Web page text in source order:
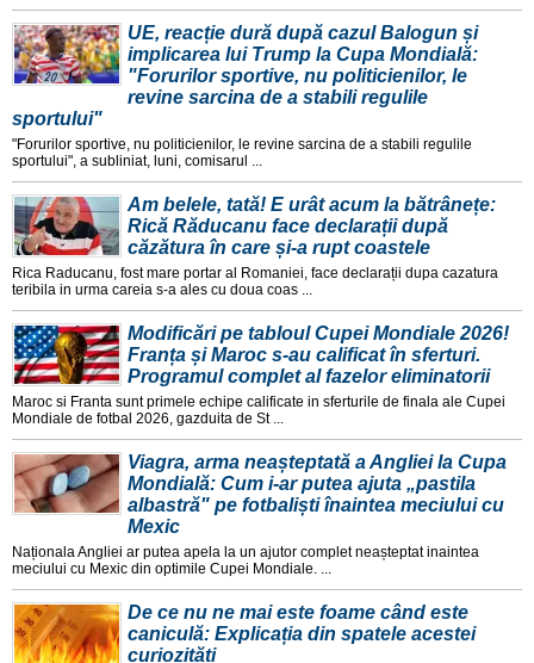
UE, reacție dură după cazul Balogun și
implicarea lui Trump la Cupa Mondială:
"Forurilor sportive, nu politicienilor, le
revine sarcina de a stabili regulile
sportului"
"Forurilor sportive, nu politicienilor, le revine sarcina de a stabili regulile
sportului", a subliniat, luni, comisarul ...
Am belele, tată! E urât acum la bătrânețe:
Rică Răducanu face declarații după
căzătura în care și-a rupt coastele
Rica Raducanu, fost mare portar al Romaniei, face declarații dupa cazatura
teribila in urma careia s-a ales cu doua coas ...
Modificări pe tabloul Cupei Mondiale 2026!
Franța și Maroc s-au calificat în sferturi.
Programul complet al fazelor eliminatorii
Maroc si Franta sunt primele echipe calificate in sferturile de finala ale Cupei
Mondiale de fotbal 2026, gazduita de St ...
Viagra, arma neașteptată a Angliei la Cupa
Mondială: Cum i-ar putea ajuta „pastila
albastră" pe fotbaliști înaintea meciului cu
Mexic
Naționala Angliei ar putea apela la un ajutor complet neașteptat inaintea
meciului cu Mexic din optimile Cupei Mondiale. ...
De ce nu ne mai este foame când este
caniculă: Explicația din spatele acestei
curiozități